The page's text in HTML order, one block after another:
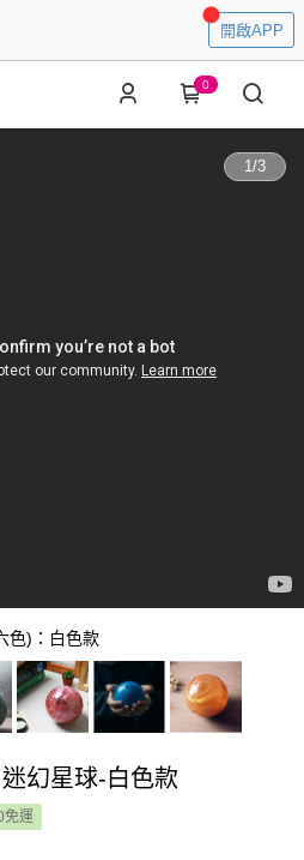
開啟APP
0
1/3
色)：白色款
幻星球-白色款
免運